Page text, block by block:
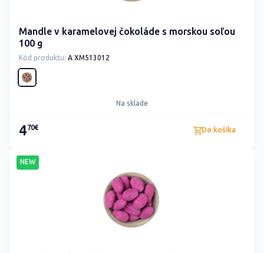
Mandle v karamelovej čokoláde s morskou soľou
100 g
Kód produktu: A XM513012
Na sklade
470€ Do košíka
NEW